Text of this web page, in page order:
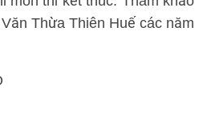
Thừa Thiên Huế các năm